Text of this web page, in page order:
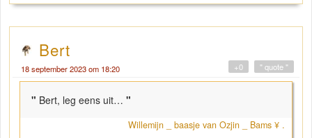
Bert
18 september 2023 om 18:20 " quote "
+0
" Bert, leg eens uit… "
Willemijn _ baasje van Ozjin _ Bams ¥ .